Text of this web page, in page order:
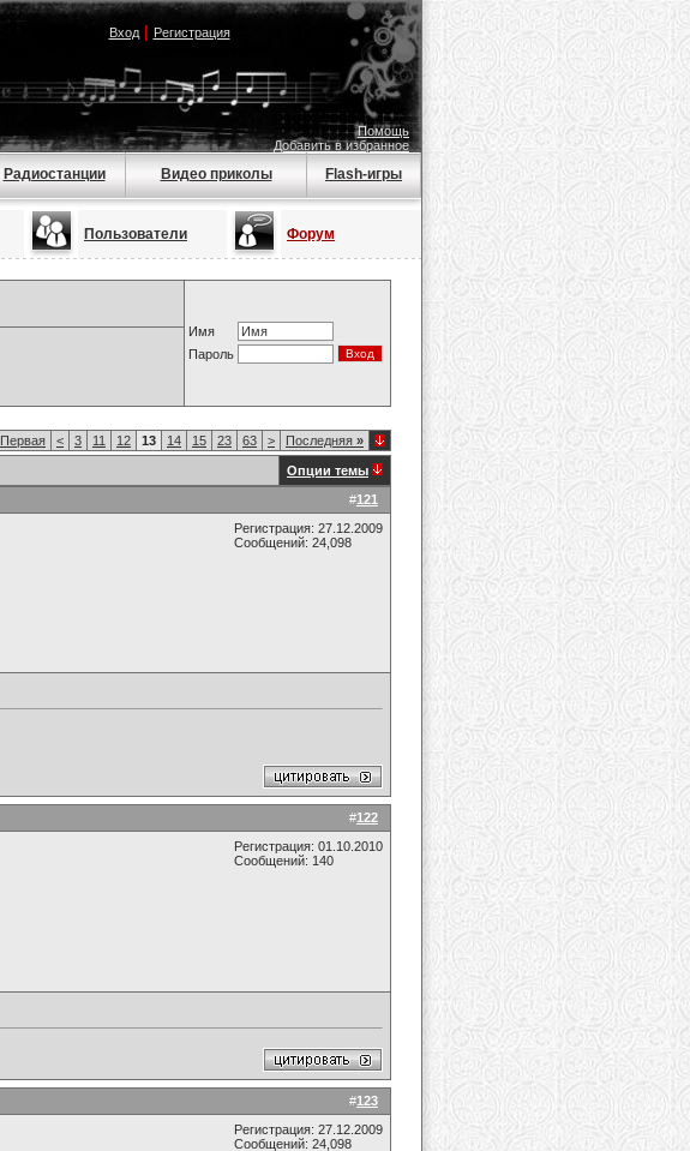
Вход| Регистрация
Помощь
Добавить в избранное
Радиостанции Видео приколы Flash-игры
Пользователи Форум
Имя
Пароль
Первая < 3 11 12 13 14 15 23 63 > Последняя »
Опции темы
#121
Регистрация: 27.12.2009
Сообщений: 24,098
#122
Регистрация: 01.10.2010
Сообщений: 140
#123
Регистрация: 27.12.2009
Сообщений: 24,098